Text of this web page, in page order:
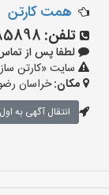
همت کارتن
تلفن:
لطفا پس از تماس
سایت «کارتن
مکان:خراسان
انتقال آگهی به